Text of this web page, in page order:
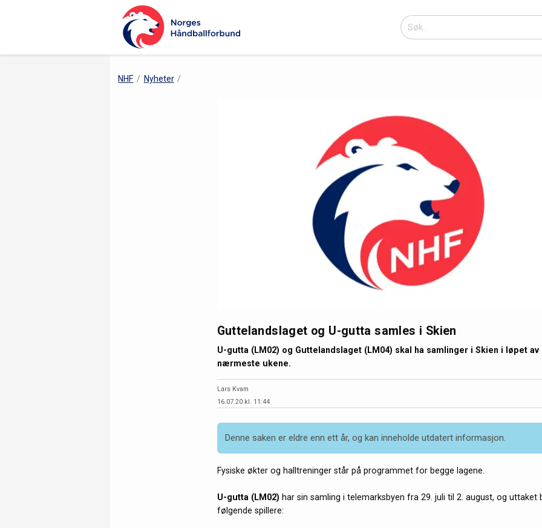
NHF Nyheter
Guttelandslaget og U-gutta samles i Skien
U-gutta (LM02) og Guttelandslaget (LM04) skal ha samlinger i Skien i løpet av
nærmeste ukene.
Lars Kvam
16.07.20 kl. 11:44
Denne saken er eldre enn ett år, og kan inneholde utdatert informasjon.
Fysiske økter og halltreninger står på programmet for begge lagene.
U-gutta (LM02) har sin samling i telemarksbyen fra 29. juli til 2. august, og uttaket
følgende spillere: